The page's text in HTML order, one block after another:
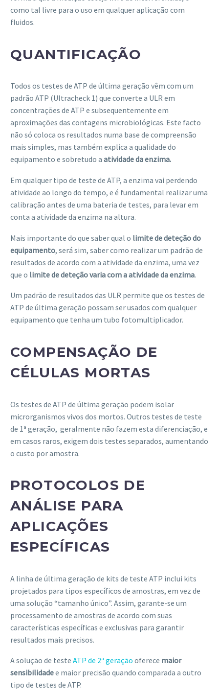
como tal livre para o uso em qualquer aplicação com
fluidos.
QUANTIFICAÇÃO
Todos os testes de ATP de última geração vêm com um
padrão ATP (Ultracheck 1) que converte a ULR em
concentrações de ATP e subsequentemente em
aproximações das contagens microbiológicas. Este facto
não só coloca os resultados numa base de compreensão
mais simples, mas também explica a qualidade do
equipamento e sobretudo a atividade da enzima.
Em qualquer tipo de teste de ATP, a enzima vai perdendo
atividade ao longo do tempo, e é fundamental realizar uma
calibração antes de uma bateria de testes, para levar em
conta a atividade da enzima na altura.
Mais importante do que saber qual o limite de deteção do
equipamento, será sim, saber como realizar um padrão de
resultados de acordo com a atividade da enzima, uma vez
que o limite de deteção varia com a atividade da enzima.
Um padrão de resultados das ULR permite que os testes de
ATP de última geração possam ser usados com qualquer
equipamento que tenha um tubo fotomultiplicador.
COMPENSAÇÃO DE
CÉLULAS MORTAS
Os testes de ATP de última geração podem isolar
microrganismos vivos dos mortos. Outros testes de teste
de 1ª geração, geralmente não fazem esta diferenciação, e
em casos raros, exigem dois testes separados, aumentando
o custo por amostra.
PROTOCOLOS DE
ANÁLISE PARA
APLICAÇÕES
ESPECÍFICAS
A linha de última geração de kits de teste ATP inclui kits
projetados para tipos específicos de amostras, em vez de
uma solução “tamanho único”. Assim, garante-se um
processamento de amostras de acordo com suas
características específicas e exclusivas para garantir
resultados mais precisos.
A solução de teste ATP de 2ª geração oferece maior
sensibilidadee maior precisão quando comparada a outro
tipo de testes de ATP.